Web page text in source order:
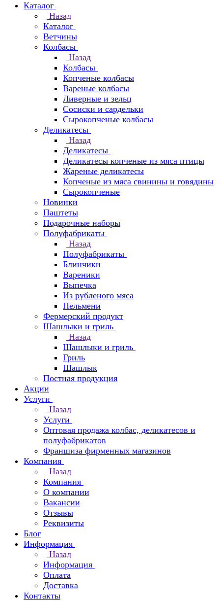
Каталог
Назад
Каталог
Ветчины
Колбасы
Назад
Колбасы
Копченые колбасы
Вареные колбасы
Ливерные и зельц
Сосиски и сардельки
Сырокопченые колбасы
Деликатесы
Назад
Деликатесы
Деликатесы копченые из мяса птицы
Жареные деликатесы
Копченые из мяса свинины и говядины
Сырокопченые
Новинки
Паштеты
Подарочные наборы
Полуфабрикаты
Назад
Полуфабрикаты
Блинчики
Вареники
Выпечка
Из рубленого мяса
Пельмени
Фермерский продукт
Шашлыки и гриль
Назад
Шашлыки и гриль
Гриль
Шашлык
Постная продукция
Акции
Услуги
Назад
Услуги
Оптовая продажа колбас, деликатесов и
полуфабрикатов
Франшиза фирменных магазинов
Компания
Назад
Компания
О компании
Вакансии
Отзывы
Реквизиты
Блог
Информация
Назад
Информация
Оплата
Доставка
Контакты